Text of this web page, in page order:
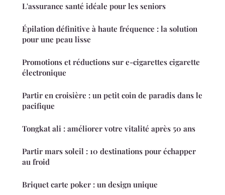
L'assurance santé idéale pour les seniors
Épilation définitive à haute fréquence : la solution
pour une peau lisse
Promotions et réductions sur e-cigarettes cigarette
électronique
Partir en croisière : un petit coin de paradis dans le
pacifique
Tongkat ali : améliorer votre vitalité après 50 ans
Partir mars soleil : 10 destinations pour échapper
au froid
Briquet carte poker : un design unique